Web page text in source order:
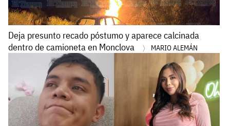
Deja presunto recado póstumo y aparece calcinada
dentro de camioneta en Monclova
MARIO ALEMÁN